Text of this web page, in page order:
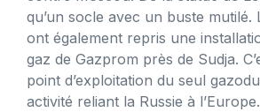
qu’un socle avec un buste mutilé.
ont également repris une
gaz de Gazprom près de Sudja.
point d’exploitation du seul
activité reliant la Russie à l’Europe.